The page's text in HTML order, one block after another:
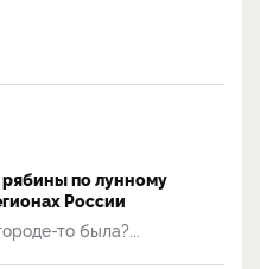
по лунному
России
то была?...